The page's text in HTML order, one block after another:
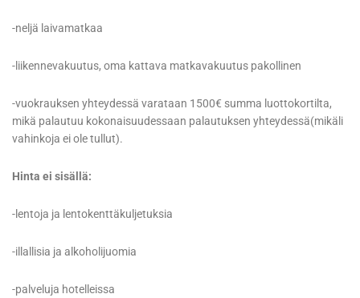
-neljä laivamatkaa
-liikennevakuutus, oma kattava matkavakuutus pakollinen
-vuokrauksen yhteydessä varataan 1500€ summa luottokortilta,
mikä palautuu kokonaisuudessaan palautuksen yhteydessä(mikäli
vahinkoja ei ole tullut).
Hinta ei sisällä:
-lentoja ja lentokenttäkuljetuksia
-illallisia ja alkoholijuomia
-palveluja hotelleissa